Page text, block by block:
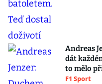
Andreas
dát
to mělo
F1 Sport